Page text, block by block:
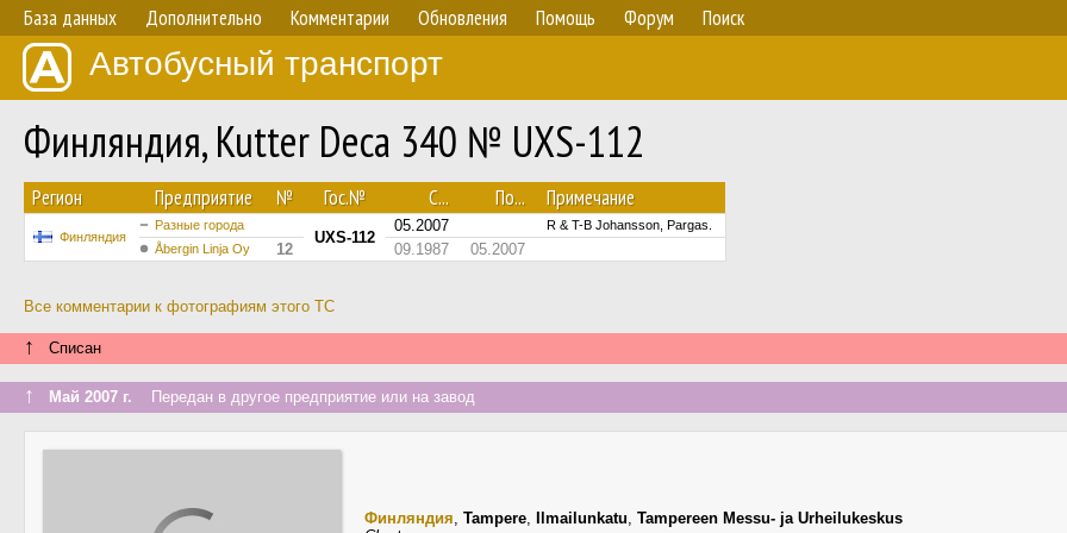
База данных Дополнительно Комментарии Обновления Помощь Форум Поиск
Автобусный транспорт
Финляндия, Kutter Deca 340 № UXS-112
Регион Предприятие № Гос.№ С... По... Примечание
Финляндия
Разные города
UXS-112
05.2007
R & T-B Johansson, Pargas.
Åbergin Linja Oy
12 09.1987 05.2007
Все комментарии к фотографиям этого ТС
↑ Списан
↑ Май 2007 г. Передан в другое предприятие или на завод
Финляндия, Tampere, Ilmailunkatu, Tampereen Messu- ja Urheilukeskus